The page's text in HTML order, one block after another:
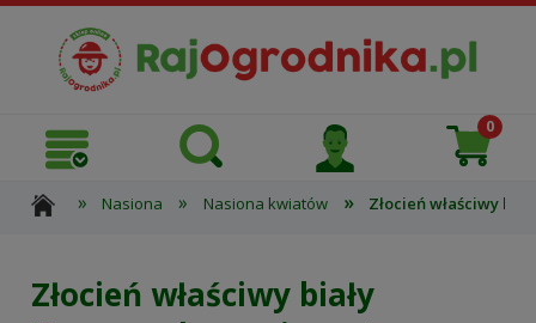
» Nasiona » Nasiona kwiatów » Złocień właściwy
Złocień właściwy biały